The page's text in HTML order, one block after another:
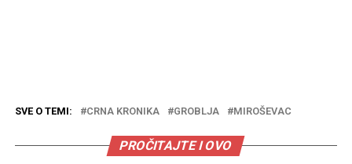
SVE O TEMI: CRNA KRONIKA GROBLJA MIROŠEVAC
PROČITAJTE I OVO